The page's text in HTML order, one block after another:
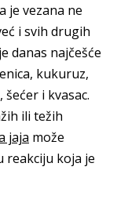
je vezana ne
i svih drugih
danas najčešće
kukuruz,
i kvasac.
ili težih
jaja može
reakciju koja je